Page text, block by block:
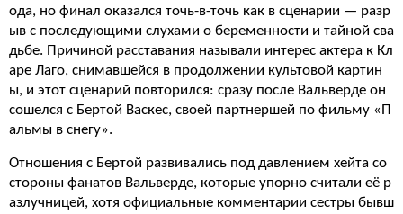
ода, но финал оказался точь-в-точь как в сценарии — разр
ыв с последующими слухами о беременности и тайной сва
дьбе. Причиной расставания называли интерес актера к Кл
аре Лаго, снимавшейся в продолжении культовой картин
ы, и этот сценарий повторился: сразу после Вальверде он
сошелся с Бертой Васкес, своей партнершей по фильму «П
альмы в снегу».
Отношения с Бертой развивались под давлением хейта со
стороны фанатов Вальверде, которые упорно считали её р
азлучницей, хотя официальные комментарии сестры бывш